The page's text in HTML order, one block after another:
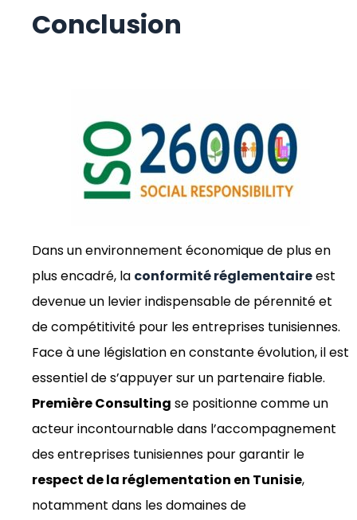
Conclusion
Dans un environnement économique de plus en
plus encadré, la conformité réglementaireest
devenue un levier indispensable de pérennité et
de compétitivité pour les entreprises tunisiennes.
Face à une législation en constante évolution, il est
essentiel de s’appuyer sur un partenaire fiable.
Première Consulting se positionne comme un
acteur incontournable dans l’accompagnement
des entreprises tunisiennes pour garantir le
respect de la réglementation en Tunisie,
notamment dans les domaines de